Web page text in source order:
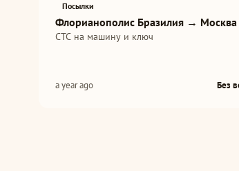
Посылки
Флорианополис Бразилия → Москва
СТС на машину и ключ
a year ago Без